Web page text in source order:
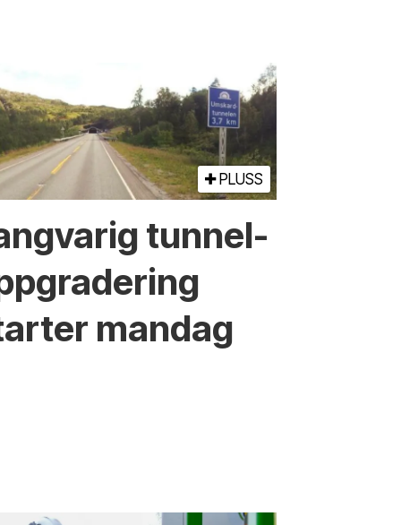
PLUSS
tunnel­
mandag